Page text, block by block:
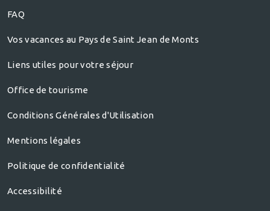
FAQ
Vos vacances au Pays de Saint Jean de Monts
Liens utiles pour votre séjour
Office de tourisme
Conditions Générales d'Utilisation
Mentions légales
Politique de confidentialité
Accessibilité